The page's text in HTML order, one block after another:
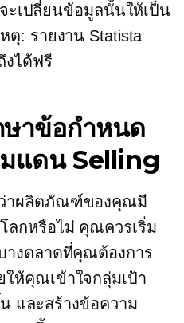
ะเปลี่ยนข้อมูลนั้นให้เป็น
ตุ: รายงาน Statista
งได้ฟรี
าข้อกำหนด
แดนSelling
าผลิตภัณฑ์ของคุณมี
ลกหรือไม่ คุณควรเริ่ม
างตลาดที่คุณต้องการ
ห้คุณเข้าใจกลุ่มเป้า
และสร้างข้อความ